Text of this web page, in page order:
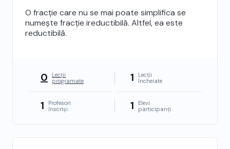
O fracție care nu se mai poate simplifica se
numește fracție ireductibilă. Altfel, ea este
reductibilă.
0
Lecții
programate
1
Lecții
încheiate
1
Profesori
înscriși
1
Elevi
participanți